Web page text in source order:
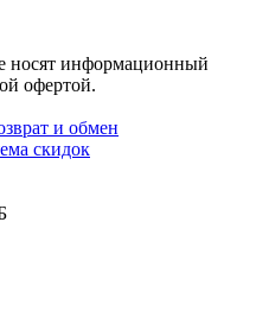
носят информационный
офертой.
и обмен
скидок